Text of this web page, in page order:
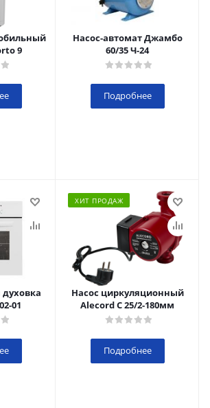
9
Насос-автомат Джамбо
60/35 Ч-24
Подробнее
01
ХИТ ПРОДАЖ
Насос циркуляционный
Alecord C 25/2-180мм
Подробнее